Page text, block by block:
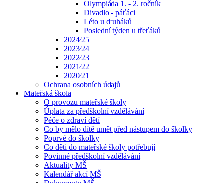
Olympiáda 1. - 2. ročník
Divadlo - páťáci
Léto u druháků
Poslední týden u třeťáků
2024⁄25
2023⁄24
2022⁄23
2021⁄22
2020⁄21
Ochrana osobních údajů
Mateřská škola
O provozu mateřské školy
Úplata za předškolní vzdělávání
Péče o zdraví dětí
Co by mělo dítě umět před nástupem do školky
Poprvé do školky
Co děti do mateřské školy potřebují
Povinné předškolní vzdělávání
Aktuality MŠ
Kalendář akcí MŠ